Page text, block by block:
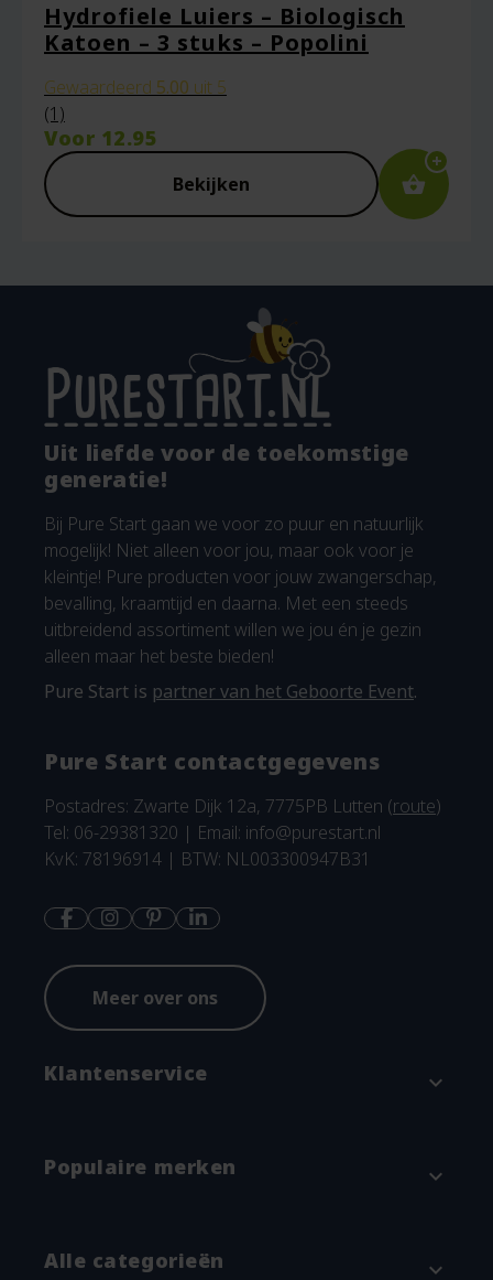
Hydrofiele Luiers – Biologisch
Katoen – 3 stuks – Popolini
Gewaardeerd 5.00 uit 5
(1)
Voor 12.95
Bekijken
Uit liefde voor de toekomstige
generatie!
Bij Pure Start gaan we voor zo puur en natuurlijk
mogelijk! Niet alleen voor jou, maar ook voor je
kleintje! Pure producten voor jouw zwangerschap,
bevalling, kraamtijd en daarna. Met een steeds
uitbreidend assortiment willen we jou én je gezin
alleen maar het beste bieden!
Pure Start is partner van het Geboorte Event.
Pure Start contactgegevens
Postadres: Zwarte Dijk 12a, 7775PB Lutten (route)
Tel: 06-29381320 | Email: info@purestart.nl
KvK: 78196914 | BTW: NL003300947B31
Meer over ons
Klantenservice expand_more
Betaalmethodes en verzenden
Garantie en klachtenregeling
Populaire merken expand_more
Alle categorieën expand_more